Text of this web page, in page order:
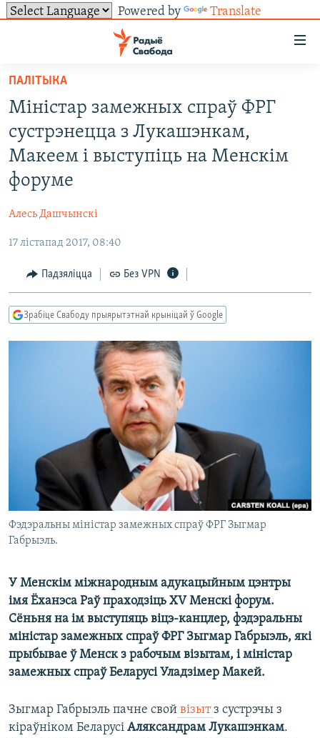
Powered by Translate
ўнівэрсальнага
доступу
Перайсьці
да
галоўнага
зьместу
Перайсьці
да
галоўнай
Перайсьці
пошуку
ВАЙНА
БЕЛАРУСЫ НА ВАЙНЕ
КУЛЬТУРА
ТОЛЬКІ НА СВАБОДЗЕ
КНІГІ
АЎДЫЁКНІГІ
МОВА
НА ХВАЛЯХ СВАБОДЫ
СУВЯЗЬ
ПАДПІСАЦЦА
FACEBOOK
TWITTER
САЧЫЦЕ ЗА АБНАЎЛЕНЬНЯМІ
Усе сайты РС/РСЭ
ПАЛІТЫКА
Міністар замежных спраў ФРГ
сустрэнецца з Лукашэнкам,
Макеем і выступіць на Менскім
форуме
Алесь Дашчынскі
17 лістапад 2017, 08:40
Падзяліцца Без VPN
Зрабіце Свабоду прыярытэтнай крыніцай ў Google
Фэдэральны міністар замежных спраў ФРГ Зыгмар
Габрыэль.
У Менскім міжнародным адукацыйным цэнтры
імя Ёханэса Раў праходзіць XV Менскі форум.
Сёньня на ім выступяць віцэ-канцлер, фэдэральны
міністар замежных спраў ФРГ Зыгмар Габрыэль, які
прыбывае ў Менск з рабочым візытам, і міністар
замежных спраў Беларусі Уладзімер Макей.
Зыгмар Габрыэль пачне свой візытз сустрэчы з
кіраўніком Беларусі Аляксандрам Лукашэнкам.